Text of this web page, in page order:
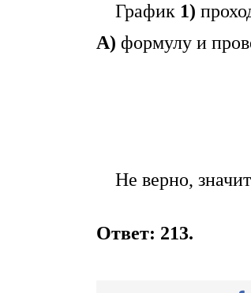
График 1)
А) формулу и
Не верно, значит
Ответ: 213.